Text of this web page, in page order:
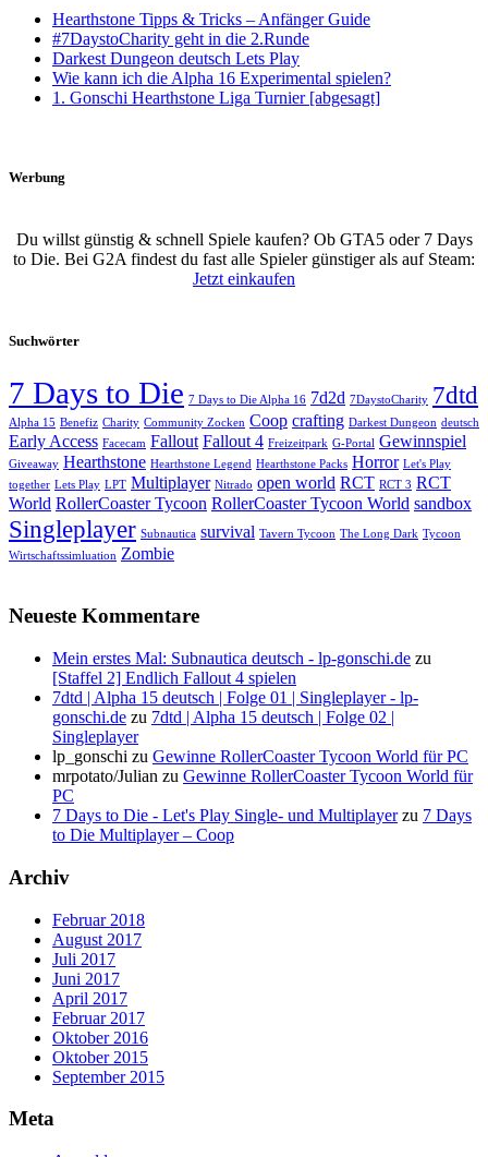
Hearthstone Tipps & Tricks – Anfänger Guide
#7DaystoCharity geht in die 2.Runde
Darkest Dungeon deutsch Lets Play
Wie kann ich die Alpha 16 Experimental spielen?
1. Gonschi Hearthstone Liga Turnier [abgesagt]
Werbung
Du willst günstig & schnell Spiele kaufen? Ob GTA5 oder 7 Days
to Die. Bei G2A findest du fast alle Spieler günstiger als auf Steam:
Jetzt einkaufen
Suchwörter
7 Days to Die 7 Days to Die Alpha 16 7d2d 7DaystoCharity 7dtd
Alpha 15 Benefiz Charity Community Zocken Coop crafting Darkest Dungeon deutsch
Early Access Facecam Fallout Fallout 4 Freizeitpark G-Portal Gewinnspiel
Giveaway Hearthstone Hearthstone Legend Hearthstone Packs Horror Let's Play
together Lets Play LPT Multiplayer Nitrado open world RCT RCT 3 RCT
World RollerCoaster Tycoon RollerCoaster Tycoon World sandbox
Singleplayer Subnautica survival Tavern Tycoon The Long Dark Tycoon
Wirtschaftssimluation Zombie
Neueste Kommentare
Mein erstes Mal: Subnautica deutsch - lp-gonschi.de zu
[Staffel 2] Endlich Fallout 4 spielen
7dtd | Alpha 15 deutsch | Folge 01 | Singleplayer - lp-
gonschi.de zu 7dtd | Alpha 15 deutsch | Folge 02 |
Singleplayer
lp_gonschi zu Gewinne RollerCoaster Tycoon World für PC
mrpotato/Julian zu Gewinne RollerCoaster Tycoon World für
PC
7 Days to Die - Let's Play Single- und Multiplayerzu 7 Days
to Die Multiplayer – Coop
Archiv
Februar 2018
August 2017
Juli 2017
Juni 2017
April 2017
Februar 2017
Oktober 2016
Oktober 2015
September 2015
Meta